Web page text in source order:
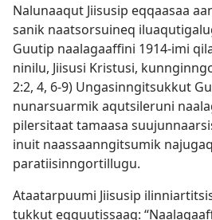
Nalunaaqut Jiisusip eq­qaasaa
sanik naatsorsuineq
Guutip naalagaaf­fini 1914-imi
ninilu, Jiisusi Kristusi,
2:2, 4, 6-9) Ungasin­ngitsuk­kut
nunarsuarmik aqutsileruni
pilersitaat tamaasa
inuit naas­saan­ngitsumik
paratiisin­ngor­til­lugu.
Ataatar­puumi Jiisusip
tuk­kut eq­quutis­saaq: